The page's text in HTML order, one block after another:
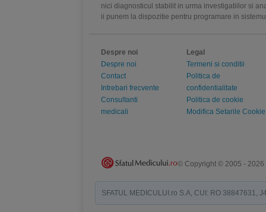
nici diagnosticul stabilit in urma investigatiilor si
ii punem la dispozitie pentru programare in
Despre noi
Despre noi
Contact
Intrebari frecvente
Consultanti
medicali
Legal
Termeni si conditii
Politica de
confidentialitate
Politica de cookie
Modifica Setarile Cookie
© Copyright © 2005 - 2026
SFATUL MEDICULUI.ro S.A, CUI: RO 38847631,